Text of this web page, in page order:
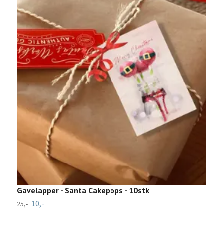
Gavelapper - Santa Cakepops - 10stk
25,- 10,-